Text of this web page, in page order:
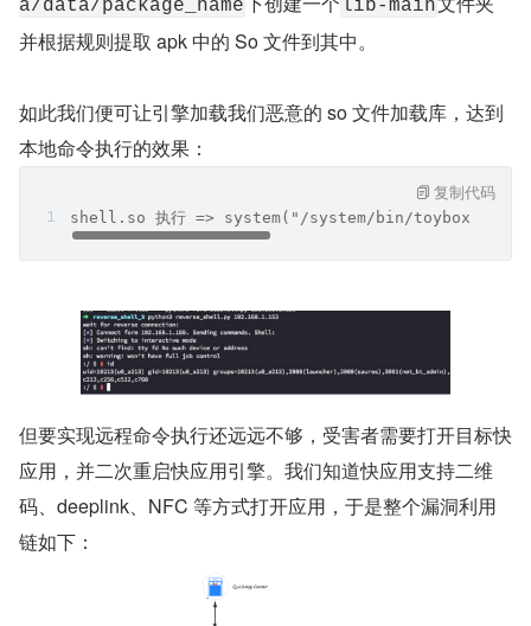
a/data/package_name
lib-main
并根据规则提取 apk 中的 So 文件到其中。
如此我们便可让引擎加载我们恶意的 so 文件加载库，达到
本地命令执行的效果：
shell.so 执行 => system("/system/bin/toybox nc
复制代码
但要实现远程命令执行还远远不够，受害者需要打开目标快
应用，并二次重启快应用引擎。我们知道快应用支持二维
码、deeplink、NFC 等方式打开应用，于是整个漏洞利用
链如下：